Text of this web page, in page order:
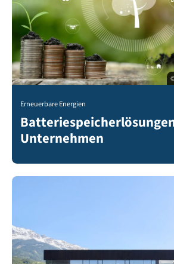
Erneuerbare Energien
Unternehmen